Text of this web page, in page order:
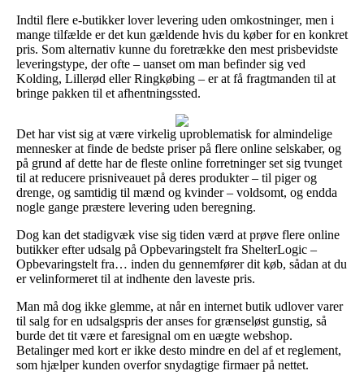
Indtil flere e-butikker lover levering uden omkostninger, men i
mange tilfælde er det kun gældende hvis du køber for en konkret
pris. Som alternativ kunne du foretrække den mest prisbevidste
leveringstype, der ofte – uanset om man befinder sig ved
Kolding, Lillerød eller Ringkøbing – er at få fragtmanden til at
bringe pakken til et afhentningssted.
Det har vist sig at være virkelig uproblematisk for almindelige
mennesker at finde de bedste priser på flere online selskaber, og
på grund af dette har de fleste online forretninger set sig tvunget
til at reducere prisniveauet på deres produkter – til piger og
drenge, og samtidig til mænd og kvinder – voldsomt, og endda
nogle gange præstere levering uden beregning.
Dog kan det stadigvæk vise sig tiden værd at prøve flere online
butikker efter udsalg på Opbevaringstelt fra ShelterLogic –
Opbevaringstelt fra… inden du gennemfører dit køb, sådan at du
er velinformeret til at indhente den laveste pris.
Man må dog ikke glemme, at når en internet butik udlover varer
til salg for en udsalgspris der anses for grænseløst gunstig, så
burde det tit være et faresignal om en uægte webshop.
Betalinger med kort er ikke desto mindre en del af et reglement,
som hjælper kunden overfor snydagtige firmaer på nettet.